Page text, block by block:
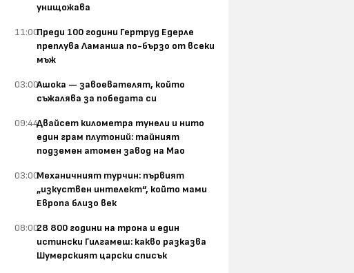
унищожава
11:00Преди 100 години Гертруд Едерле
преплува Ламанша по-бързо от всеки
мъж
03:00Ашока — завоевателят, който
съжалява за победата си
09:44Двайсет километра тунели и нито
един грам плутоний: тайният
подземен атомен завод на Мао
03:00Механичният турчин: първият
„изкуствен интелект“, който мами
Европа близо век
08:0028 800 години на трона и един
истински Гилгамеш: какво разказва
Шумерският царски списък